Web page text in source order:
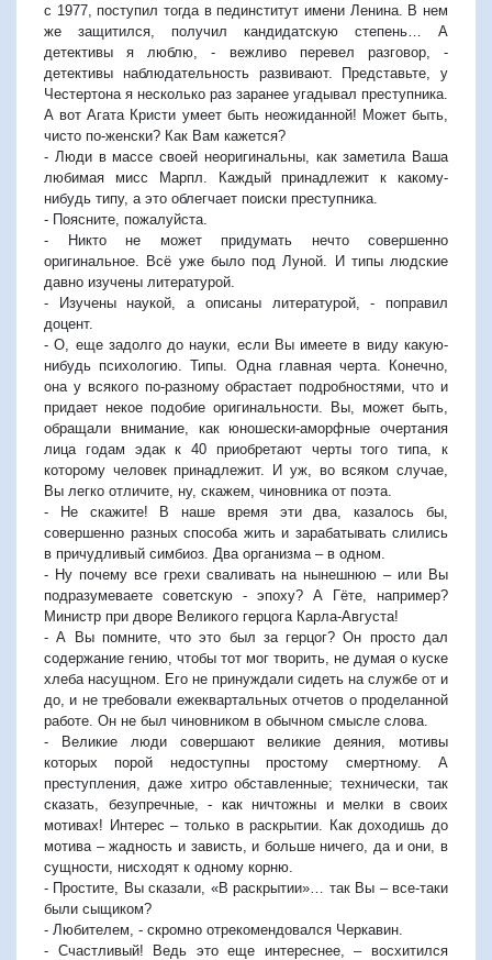
с 1977, поступил тогда в пединститут имени Ленина. В нем
же защитился, получил кандидатскую степень… А
детективы я люблю, - вежливо перевел разговор, -
детективы наблюдательность развивают. Представьте, у
Честертона я несколько раз заранее угадывал преступника.
А вот Агата Кристи умеет быть неожиданной! Может быть,
чисто по-женски? Как Вам кажется?
- Люди в массе своей неоригинальны, как заметила Ваша
любимая мисс Марпл. Каждый принадлежит к какому-
нибудь типу, а это облегчает поиски преступника.
- Поясните, пожалуйста.
- Никто не может придумать нечто совершенно
оригинальное. Всё уже было под Луной. И типы людские
давно изучены литературой.
- Изучены наукой, а описаны литературой, - поправил
доцент.
- О, еще задолго до науки, если Вы имеете в виду какую-
нибудь психологию. Типы. Одна главная черта. Конечно,
она у всякого по-разному обрастает подробностями, что и
придает некое подобие оригинальности. Вы, может быть,
обращали внимание, как юношески-аморфные очертания
лица годам эдак к 40 приобретают черты того типа, к
которому человек принадлежит. И уж, во всяком случае,
Вы легко отличите, ну, скажем, чиновника от поэта.
- Не скажите! В наше время эти два, казалось бы,
совершенно разных способа жить и зарабатывать слились
в причудливый симбиоз. Два организма – в одном.
- Ну почему все грехи сваливать на нынешнюю – или Вы
подразумеваете советскую - эпоху? А Гёте, например?
Министр при дворе Великого герцога Карла-Августа!
- А Вы помните, что это был за герцог? Он просто дал
содержание гению, чтобы тот мог творить, не думая о куске
хлеба насущном. Его не принуждали сидеть на службе от и
до, и не требовали ежеквартальных отчетов о проделанной
работе. Он не был чиновником в обычном смысле слова.
- Великие люди совершают великие деяния, мотивы
которых порой недоступны простому смертному. А
преступления, даже хитро обставленные; технически, так
сказать, безупречные, - как ничтожны и мелки в своих
мотивах! Интерес – только в раскрытии. Как доходишь до
мотива – жадность и зависть, и больше ничего, да и они, в
сущности, нисходят к одному корню.
- Простите, Вы сказали, «В раскрытии»… так Вы – все-таки
были сыщиком?
- Любителем, - скромно отрекомендовался Черкавин.
- Счастливый! Ведь это еще интереснее, – восхитился